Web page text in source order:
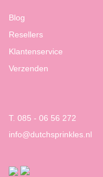
Blog
Resellers
Klantenservice
Verzenden
T. 085 - 06 56 272
info@dutchsprinkles.nl